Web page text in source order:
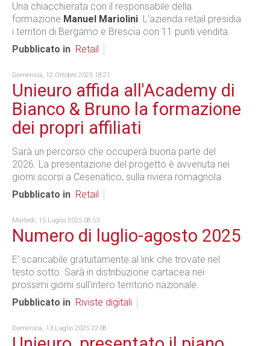
Una chiacchierata con il responsabile della
formazione Manuel Mariolini. L'azienda retail presidia
i territori di Bergamo e Brescia con 11 punti vendita.
Pubblicato in Retail
Domenica, 12 Ottobre 2025 18:21
Unieuro affida all'Academy di
Bianco & Bruno la formazione
dei propri affiliati
Sarà un percorso che occuperà buona parte del
2026. La presentazione del progetto è avvenuta nei
giorni scorsi a Cesenatico, sulla riviera romagnola.
Pubblicato in Retail
Martedì, 15 Luglio 2025 08:53
Numero di luglio-agosto 2025
E' scaricabile gratuitamente al link che trovate nel
testo sotto. Sarà in distribuzione cartacea nei
prossimi giorni sull'intero territorio nazionale.
Pubblicato in Riviste digitali
Domenica, 13 Luglio 2025 22:08